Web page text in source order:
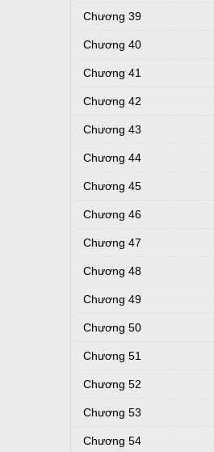
Chương 39
Chương 40
Chương 41
Chương 42
Chương 43
Chương 44
Chương 45
Chương 46
Chương 47
Chương 48
Chương 49
Chương 50
Chương 51
Chương 52
Chương 53
Chương 54